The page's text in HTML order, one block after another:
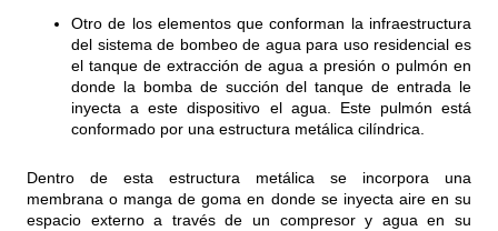
Otro de los elementos que conforman la infraestructura
del sistema de bombeo de agua para uso residencial es
el tanque de extracción de agua a presión o pulmón en
donde la bomba de succión del tanque de entrada le
inyecta a este dispositivo el agua. Este pulmón está
conformado por una estructura metálica cilíndrica.
Dentro de esta estructura metálica se incorpora una
membrana o manga de goma en donde se inyecta aire en su
espacio externo a través de un compresor y agua en su